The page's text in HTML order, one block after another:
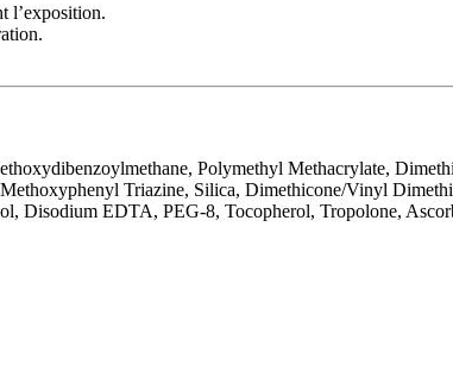
l’exposition.
Polymethyl Methacrylate,
Triazine, Silica, Dimethicone/Vinyl
Disodium EDTA, PEG-8, Tocopherol, Tropolone,